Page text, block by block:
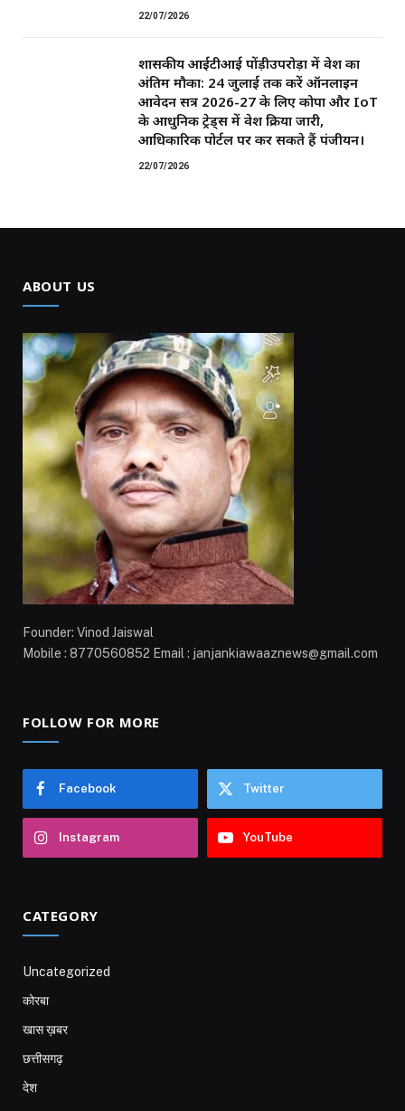
22/07/2026
शासकीय आईटीआई पोंड़ीउपरोड़ा में प्रवेश का
अंतिम मौका: 24 जुलाई तक करें ऑनलाइन
आवेदन सत्र 2026-27 के लिए कोपा और IoT
के आधुनिक ट्रेड्स में प्रवेश प्रक्रिया जारी,
आधिकारिक पोर्टल पर कर सकते हैं पंजीयन।
22/07/2026
ABOUT US
Founder: Vinod Jaiswal
Mobile : 8770560852 Email : janjankiawaaznews@gmail.com
FOLLOW FOR MORE
Facebook Twitter
Instagram YouTube
CATEGORY
Uncategorized
कोरबा
खास ख़बर
छत्तीसगढ़
देश